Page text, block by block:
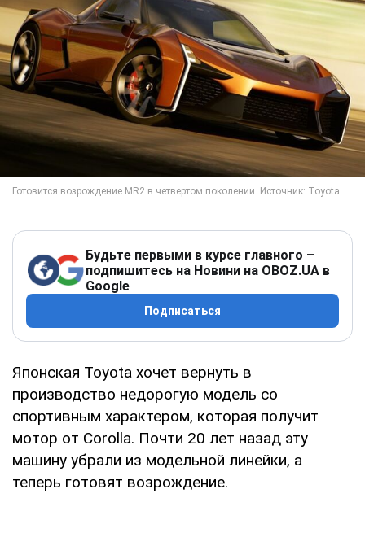
Будьте первыми в курсе главного –
подпишитесь на Новини на OBOZ.UA в
Google
Подписаться
Японская Toyota хочет вернуть в
производство недорогую модель со
спортивным характером, которая получит
мотор от Corolla. Почти 20 лет назад эту
машину убрали из модельной линейки, а
теперь готовят возрождение.